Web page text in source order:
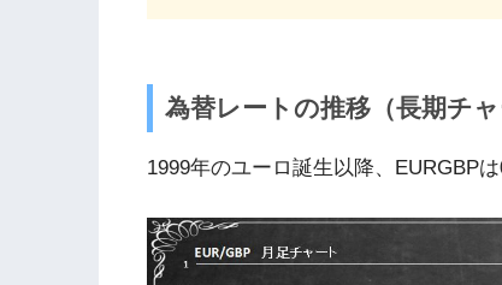
為替レートの推移（長期チャ
1999年のユーロ誕生以降、EURGBP